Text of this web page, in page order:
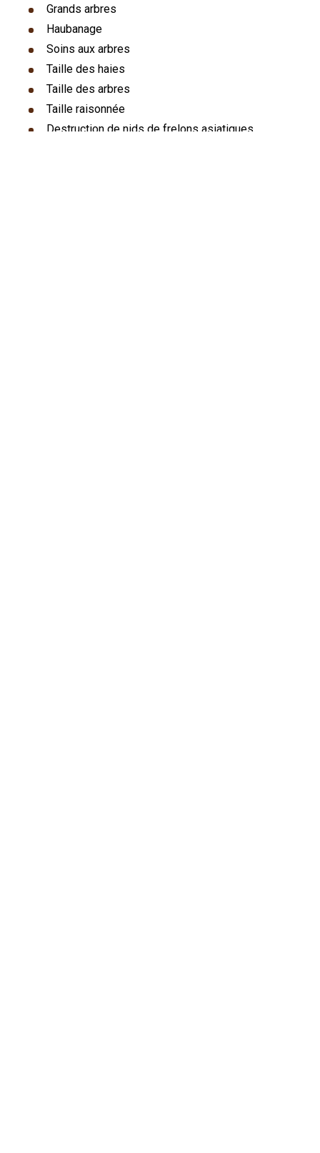
Grands arbres
Haubanage
Soins aux arbres
Taille des haies
Taille des arbres
Taille raisonnée
Destruction de nids de frelons asiatiques